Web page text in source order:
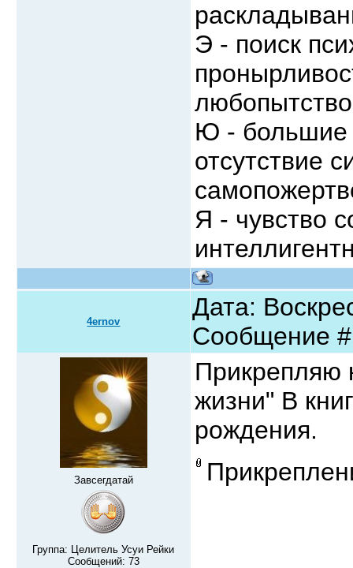
Э - поиск
Ю - большие
отсутствие
Я - чувство
4ernov
Дата:
Сообщение
Завсегдатай
Группа: Целитель Усуи Рейки
Сообщений: 73
Прикрепляю
жизни" В
рождения.